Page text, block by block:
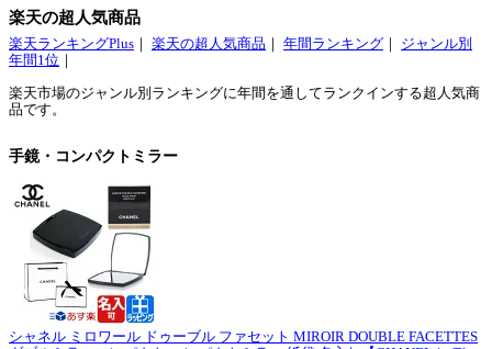
楽天の超人気商品
楽天ランキングPlus 楽天の超人気商品 年間ランキング
ジャンル別
年間1位
楽天市場のジャンル別ランキングに年間を通してランクインする超人気商
品です。
手鏡・コンパクトミラー
シャネル ミロワール ドゥーブル ファセット MIROIR DOUBLE FACETTES